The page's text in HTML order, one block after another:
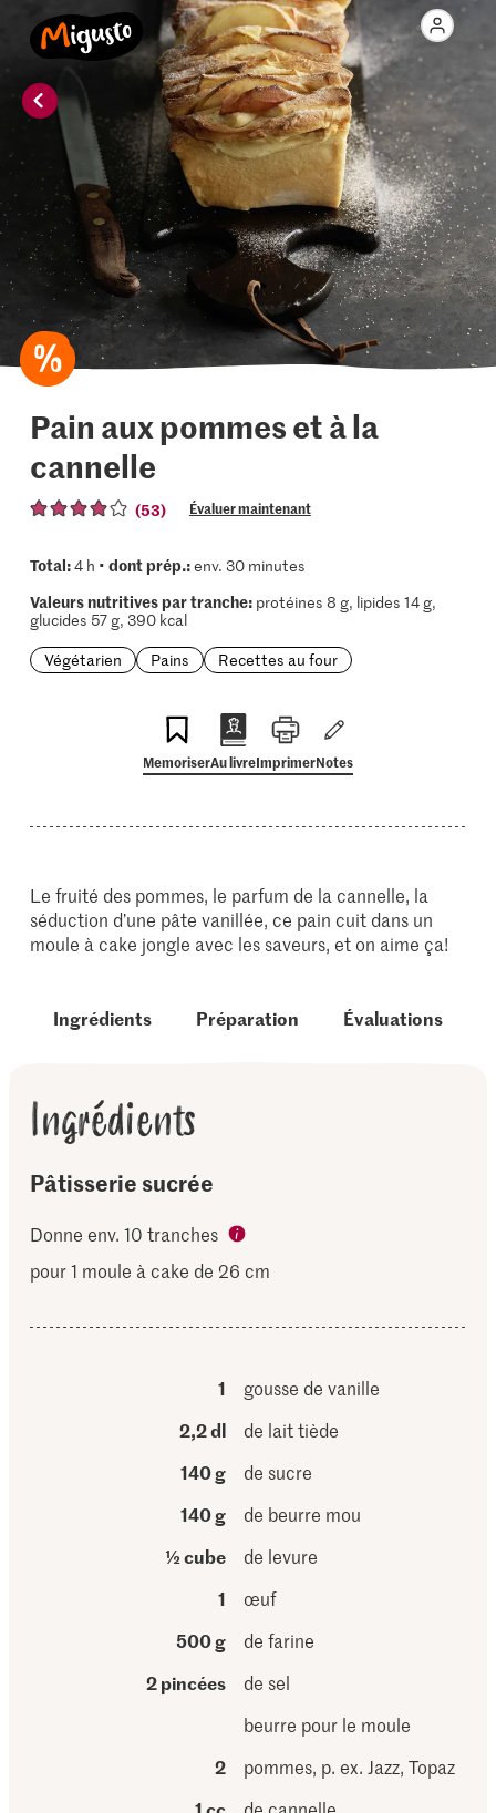
Pain aux pommes et à la
cannelle
(53) Évaluer maintenant
Total:4 h • dont prép.:env. 30 minutes
Valeurs nutritives par tranche:protéines 8 g, lipides 14 g,
glucides 57 g, 390 kcal
Végétarien
Pains Recettes au four
MemoriserAu livreImprimerNotes
Le fruité des pommes, le parfum de la cannelle, la
séduction d’une pâte vanillée, ce pain cuit dans un
moule à cake jongle avec les saveurs, et on aime ça!
Ingrédients Préparation Évaluations
Ingrédients
Pâtisserie sucrée
Donne env. 10 tranches
pour 1 moule à cake de 26 cm
1
gousse de vanille
2,2 dl
de lait tiède
140 g
de sucre
140 g
de beurre mou
½ cube
de levure
1
œuf
500 g
de farine
2 pincées
de sel
beurre pour le moule
2
pommes, p. ex. Jazz, Topaz